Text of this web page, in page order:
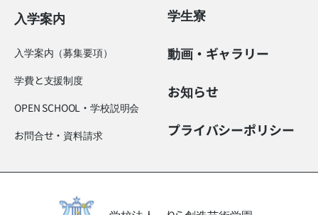
入学案内
入学案内（募集要項）
学費と支援制度
OPEN SCHOOL・学校説明会
お問合せ・資料請求
学生寮
動画・ギャラリー
お知らせ
プライバシーポリシー